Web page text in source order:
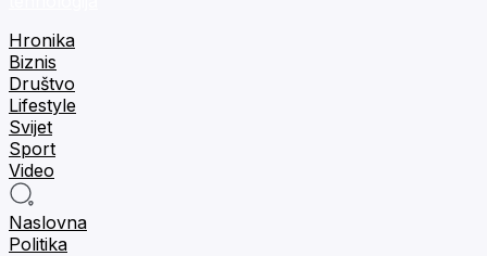
Hronika
Biznis
Društvo
Lifestyle
Svijet
Sport
Video
Naslovna
Politika